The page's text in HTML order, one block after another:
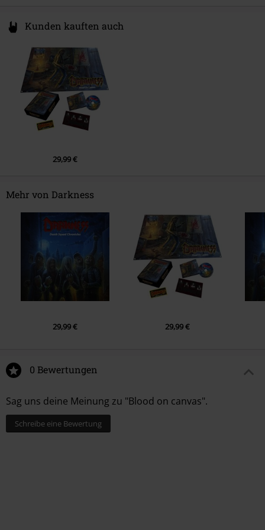
Kunden kauften auch
29,99 €
Mehr von Darkness
29,99 € 29,99 €
0 Bewertungen
Sag uns deine Meinung zu "Blood on canvas".
Schreibe eine Bewertung